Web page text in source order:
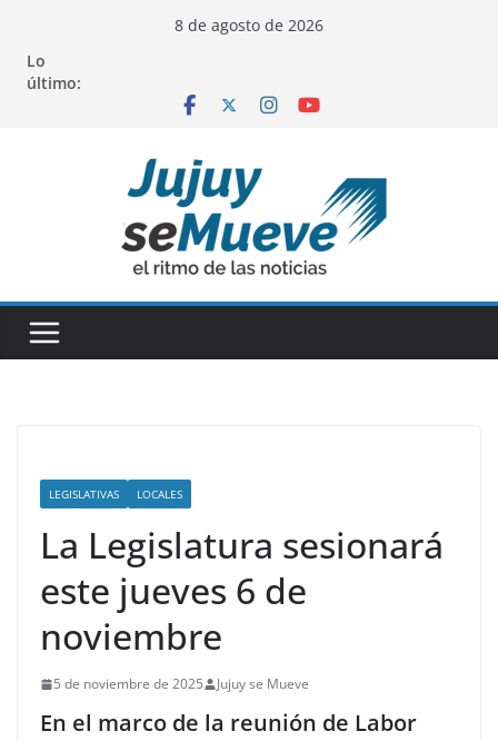
contenido
8 de agosto de 2026
Lo
último:
LEGISLATIVAS LOCALES
La Legislatura sesionará
este jueves 6 de
noviembre
5 de noviembre de 2025 Jujuy se Mueve
En el marco de la reunión de Labor